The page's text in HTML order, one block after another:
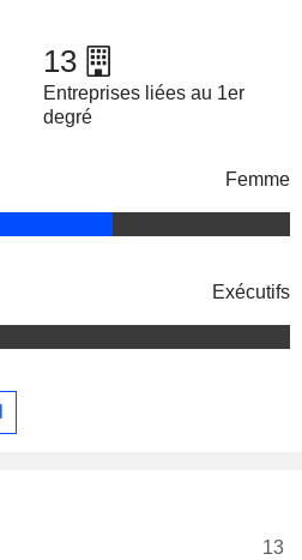
13
Entreprises liées au 1er
degré
Femme
Exécutifs
13